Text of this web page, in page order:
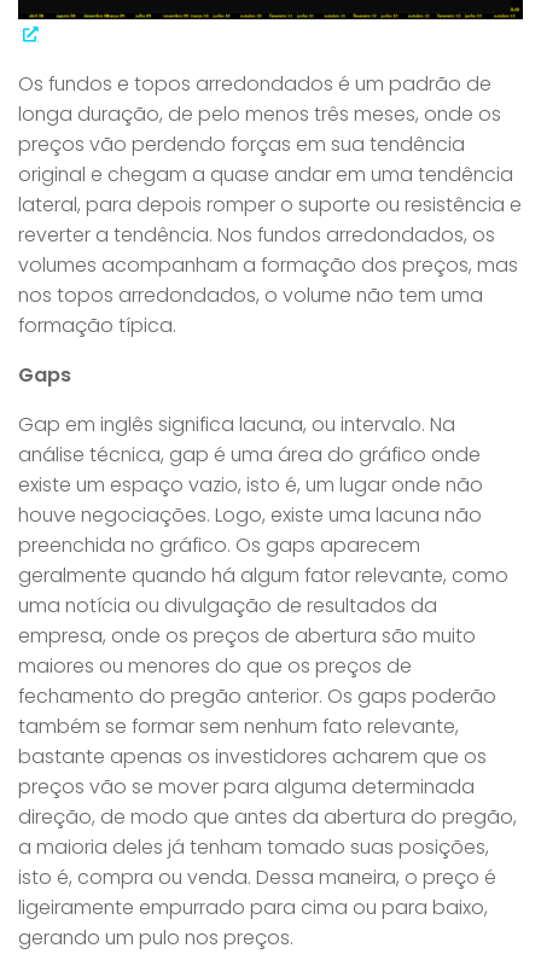
Os fundos e topos arredondados é um padrão de
longa duração, de pelo menos três meses, onde os
preços vão perdendo forças em sua tendência
original e chegam a quase andar em uma tendência
lateral, para depois romper o suporte ou resistência e
reverter a tendência. Nos fundos arredondados, os
volumes acompanham a formação dos preços, mas
nos topos arredondados, o volume não tem uma
formação típica.
Gaps
Gap em inglês significa lacuna, ou intervalo. Na
análise técnica, gap é uma área do gráfico onde
existe um espaço vazio, isto é, um lugar onde não
houve negociações. Logo, existe uma lacuna não
preenchida no gráfico. Os gaps aparecem
geralmente quando há algum fator relevante, como
uma notícia ou divulgação de resultados da
empresa, onde os preços de abertura são muito
maiores ou menores do que os preços de
fechamento do pregão anterior. Os gaps poderão
também se formar sem nenhum fato relevante,
bastante apenas os investidores acharem que os
preços vão se mover para alguma determinada
direção, de modo que antes da abertura do pregão,
a maioria deles já tenham tomado suas posições,
isto é, compra ou venda. Dessa maneira, o preço é
ligeiramente empurrado para cima ou para baixo,
gerando um pulo nos preços.